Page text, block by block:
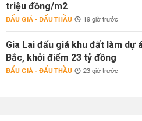
triệu đồng/m2
ĐẤU GIÁ - ĐẤU THẦU 19 giờ trước
Gia Lai đấu giá khu đất làm dự
Bắc, khởi điểm 23 tỷ đồng
ĐẤU GIÁ - ĐẤU THẦU 23 giờ trước